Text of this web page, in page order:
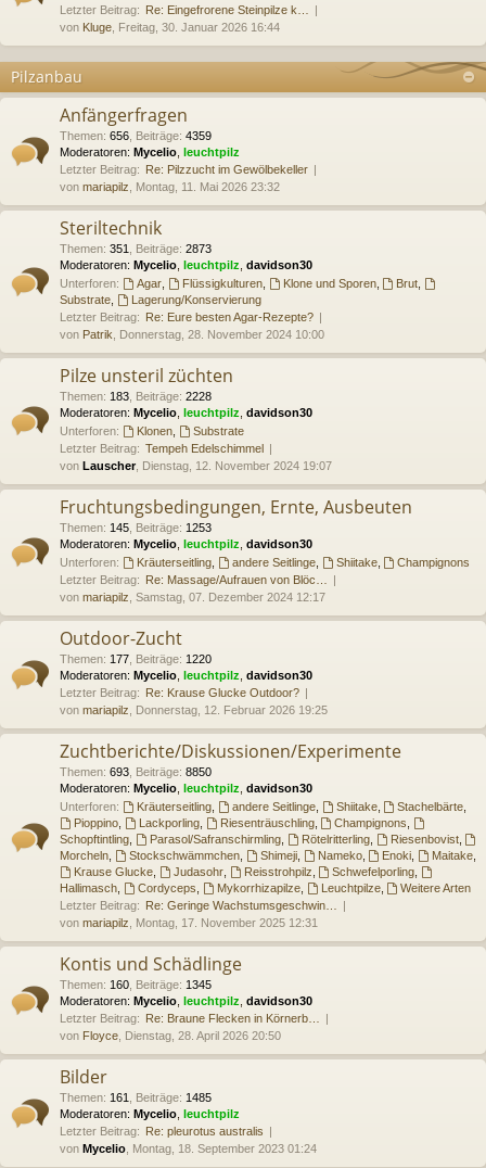
Letzter Beitrag: Re: Eingefrorene Steinpilze k…
von Kluge , Freitag, 30. Januar 2026 16:44
Pilzanbau
Anfängerfragen
Themen: 656 Beiträge: 4359
Moderatoren: Mycelio leuchtpilz
Letzter Beitrag: Re: Pilzzucht im Gewölbekeller
von mariapilz , Montag, 11. Mai 2026 23:32
Steriltechnik
Themen: 351 Beiträge: 2873
Moderatoren: Mycelio leuchtpilz davidson30
Unterforen:
Agar, Flüssigkulturen, Klone und Sporen, Brut
Substrate
Lagerung/Konservierung
Letzter Beitrag: Re: Eure besten Agar-Rezepte?
von Patrik , Donnerstag, 28. November 2024 10:00
Pilze unsteril züchten
Themen: 183 Beiträge: 2228
Moderatoren: Mycelio leuchtpilz davidson30
Unterforen:
Klonen,
Substrate
Letzter Beitrag: Tempeh Edelschimmel
von Lauscher, Dienstag, 12. November 2024 19:07
Fruchtungsbedingungen, Ernte, Ausbeuten
Themen: 145 Beiträge: 1253
Moderatoren: Mycelio leuchtpilz davidson30
Unterforen:
Kräuterseitling, andere Seitlinge, Shiitake,
Champignons
Letzter Beitrag: Re: Massage/Aufrauen von Blöc…
von mariapilz , Samstag, 07. Dezember 2024 12:17
Outdoor-Zucht
Themen: 177 Beiträge: 1220
Moderatoren: Mycelio leuchtpilz davidson30
Letzter Beitrag: Re: Krause Glucke Outdoor?
von mariapilz , Donnerstag, 12. Februar 2026 19:25
Zuchtberichte/Diskussionen/Experimente
Themen: 693 Beiträge: 8850
Moderatoren: Mycelio leuchtpilz davidson30
Unterforen:
Kräuterseitling, andere Seitlinge, Shiitake, Stachelbärte
Pioppino, Lackporling, Riesenträuschling, Champignons
Schopftintling
Parasol/Safranschirmling, Rötelritterling, Riesenbovist,
Morcheln
Stockschwämmchen, Shimeji, Nameko, Enoki Maitake
Krause Glucke, Judasohr, Reisstrohpilz Schwefelporling
Hallimasch
Cordyceps Mykorrhizapilze, Leuchtpilze,
Weitere Arten
Letzter Beitrag: Re: Geringe Wachstumsgeschwin…
von mariapilz , Montag, 17. November 2025 12:31
Kontis und Schädlinge
Themen: 160 Beiträge: 1345
Moderatoren: Mycelio leuchtpilz davidson30
Letzter Beitrag: Re: Braune Flecken in Körnerb…
von Floyce , Dienstag, 28. April 2026 20:50
Bilder
Themen: 161 Beiträge: 1485
Moderatoren: Mycelio leuchtpilz
Letzter Beitrag: Re: pleurotus australis
von Mycelio , Montag, 18. September 2023 01:24